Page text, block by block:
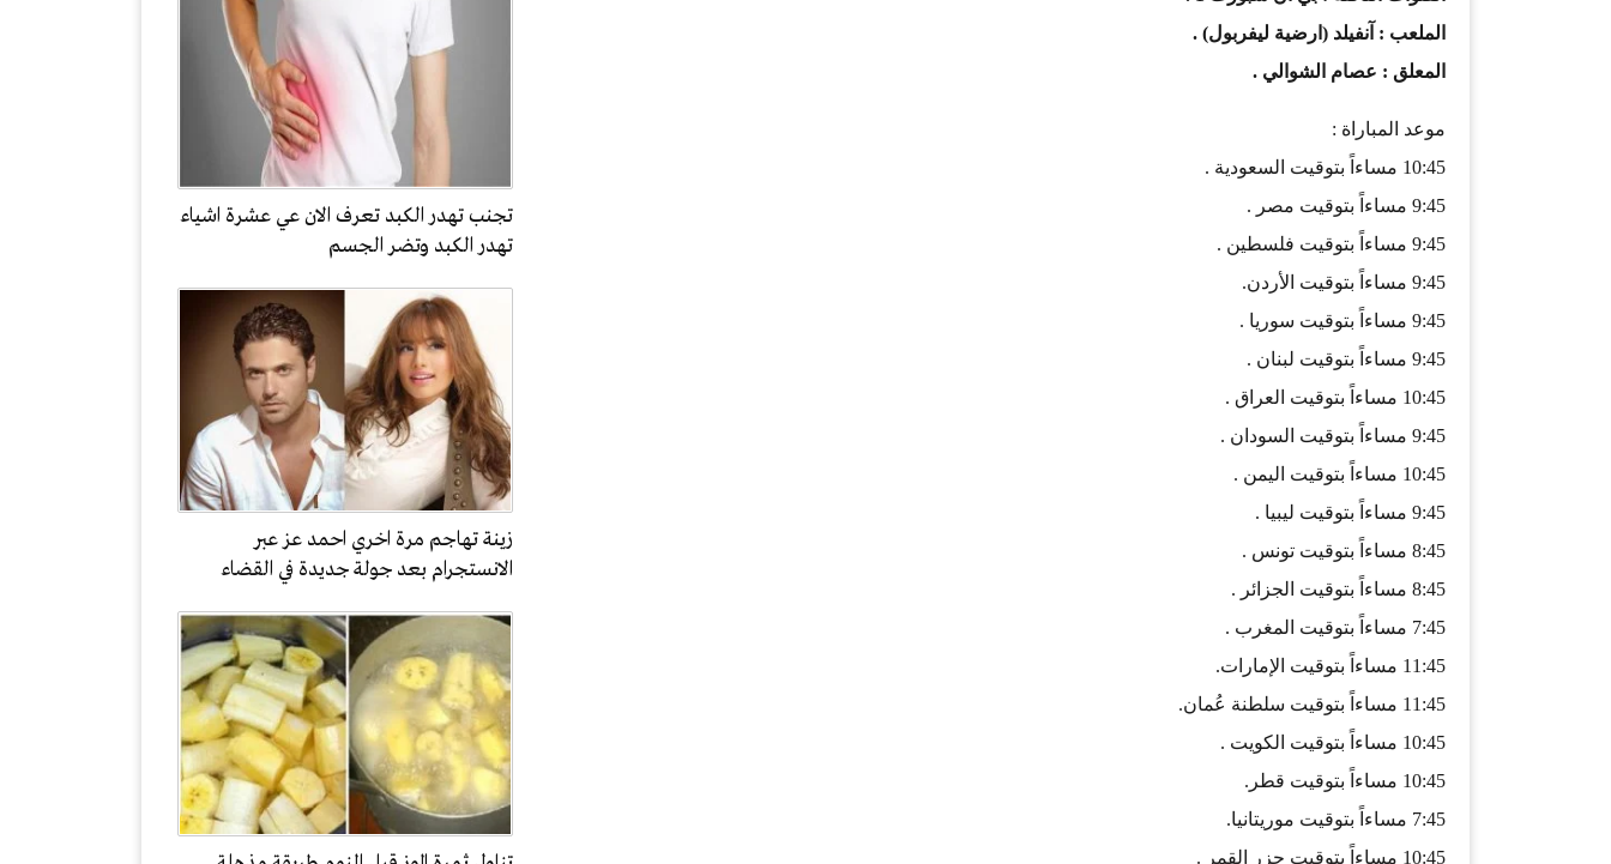
تجنب تهدر الكبد تعرف الان عي عشرة اشياء
تهدر الكبد وتضر الجسم
زينة تهاجم مرة اخري احمد عز عبر
الانستجرام بعد جولة جديدة في القضاء
الملعب : آنفيلد (ارضية ليفربول) .
المعلق : عصام الشوالي .
موعد المباراة :
10:45 مساءاً بتوقيت السعودية .
9:45 مساءاً بتوقيت مصر .
9:45 مساءاً بتوقيت فلسطين .
9:45 مساءاً بتوقيت الأردن.
9:45 مساءاً بتوقيت سوريا .
9:45 مساءاً بتوقيت لبنان .
10:45 مساءاً بتوقيت العراق .
9:45 مساءاً بتوقيت السودان .
10:45 مساءاً بتوقيت اليمن .
9:45 مساءاً بتوقيت ليبيا .
8:45 مساءاً بتوقيت تونس .
8:45 مساءاً بتوقيت الجزائر .
7:45 مساءاً بتوقيت المغرب .
11:45 مساءاً بتوقيت الإمارات.
11:45 مساءاً بتوقيت سلطنة عُمان.
10:45 مساءاً بتوقيت الكويت .
10:45 مساءاً بتوقيت قطر.
7:45 مساءاً بتوقيت موريتانيا.
10:45 مساءاً بتوقيت جزر القمر .